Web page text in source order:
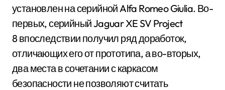
установлен на серийной Alfa Romeo Giulia. Во-
первых, серийный Jaguar XE SV Project
8 впоследствии получил ряд доработок,
отличающих его от прототипа, а во-вторых,
два места в сочетании с каркасом
безопасности не позволяют считать